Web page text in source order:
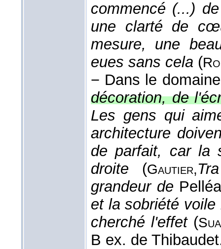
commencé (...)
une clarté de
mesure, une
eues sans cela (
− Dans le
décoration, de
Les gens qui
architecture
de parfait, car la
droite (Gautier,
grandeur de
et la sobriété
cherché l'effet(
B ex. de